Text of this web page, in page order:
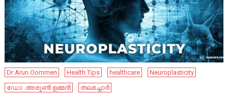
Dr Arun Oommen Health Tips healthcare
Neuroplasticity
ഡോ .അരുൺ ഉമ്മൻ
തലച്ചോർ